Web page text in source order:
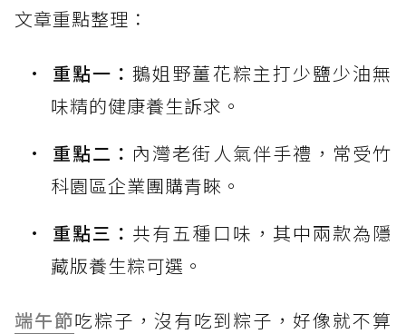
文章重點整理：
重點一：鵝姐野薑花粽主打少鹽少油無
味精的健康養生訴求。
重點二： 內灣老街人氣伴手禮，常受竹
科園區企業團購青睞。
重點三： 共有五種口味，其中兩款為隱
藏版養生粽可選。
端午節吃粽子，沒有吃到粽子，好像就不算